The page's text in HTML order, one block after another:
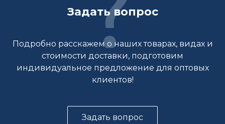
Задать вопрос
Подробно расскажем о наших товарах, видах и
стоимости доставки, подготовим
индивидуальное предложение для оптовых
клиентов!
Задать вопрос